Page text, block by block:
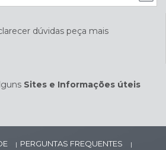
dúvidas peça mais
Sites e Informações úteis
| PERGUNTAS FREQUENTES |